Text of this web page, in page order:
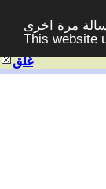
مرة اخرى -
This website
غلق